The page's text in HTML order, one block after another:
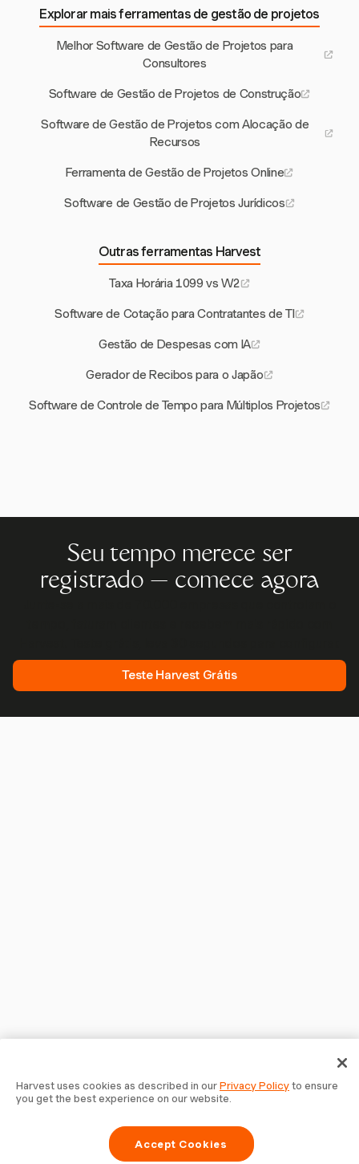
Explorar mais ferramentas de gestão de projetos
Melhor Software de Gestão de Projetos para
Consultores
Software de Gestão de Projetos de Construção
Software de Gestão de Projetos com Alocação de
Recursos
Ferramenta de Gestão de Projetos Online
Software de Gestão de Projetos Jurídicos
Outras ferramentas Harvest
Taxa Horária 1099 vs W2
Software de Cotação para Contratantes de TI
Gestão de Despesas com IA
Gerador de Recibos para o Japão
Software de Controle de Tempo para Múltiplos Projetos
Seu tempo merece ser
registrado — comece agora
Teste Harvest Grátis
Harvest uses cookies as described in ourPrivacy Policyto ensure
you get the best experience on our website.
Accept Cookies